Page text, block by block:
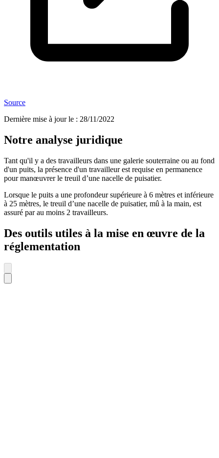
Source
Dernière mise à jour le : 28/11/2022
Notre analyse juridique
Tant qu'il y a des travailleurs dans une galerie souterraine ou au fond
d'un puits, la présence d'un travailleur est requise en permanence
pour manœuvrer le treuil d’une nacelle de puisatier.
Lorsque le puits a une profondeur supérieure à 6 mètres et inférieure
à 25 mètres, le treuil d’une nacelle de puisatier, mû à la main, est
assuré par au moins 2 travailleurs.
Des outils utiles à la mise en œuvre de la
réglementation